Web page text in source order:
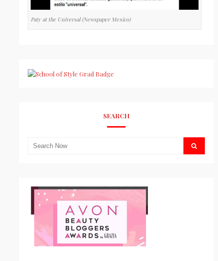
Paty at the Universal (Newspaper Mexico)
SEARCH